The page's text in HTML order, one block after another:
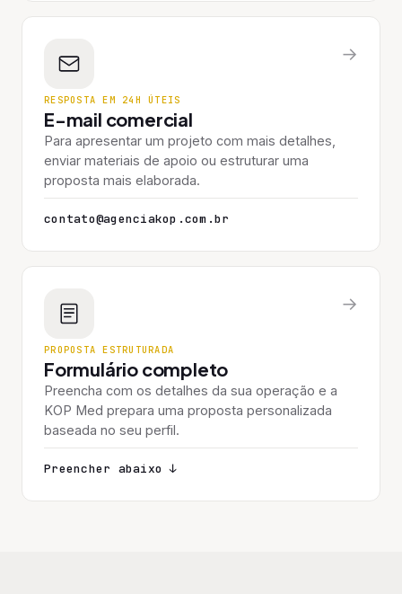
RESPOSTA EM 24H ÚTEIS
E-mail comercial
Para apresentar um projeto com mais detalhes,
enviar materiais de apoio ou estruturar uma
proposta mais elaborada.
contato@agenciakop.com.br
→
PROPOSTA ESTRUTURADA
Formulário completo
Preencha com os detalhes da sua operação e a
KOP Med prepara uma proposta personalizada
baseada no seu perfil.
Preencher abaixo ↓
→